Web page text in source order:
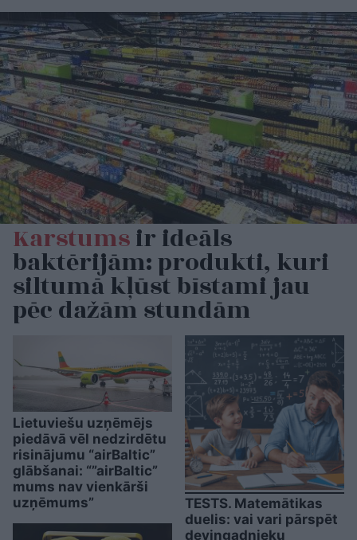
Karstumsir ideāls
baktērijām: produkti, kuri
siltumā kļūst bīstami jau
pēc dažām stundām
Lietuviešu uzņēmējs
piedāvā vēl nedzirdētu
risinājumu “airBaltic”
glābšanai: “”airBaltic”
mums nav vienkārši
uzņēmums”
TESTS. Matemātikas
duelis: vai vari pārspēt
deviņgadnieku